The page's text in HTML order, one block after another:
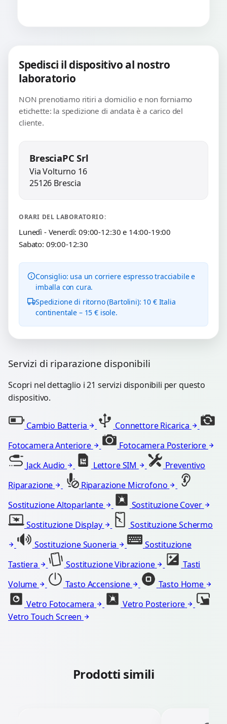
Spedisci il dispositivo al nostro
laboratorio
NON prenotiamo ritiri a domicilio e non forniamo
etichette: la spedizione di andata è a carico del
cliente.
BresciaPC Srl
Via Volturno 16
25126 Brescia
ORARI DEL LABORATORIO:
Lunedì - Venerdì: 09:00-12:30 e 14:00-19:00
Sabato: 09:00-12:30
Consiglio: usa un corriere espresso tracciabile e
imballa con cura.
Spedizione di ritorno (Bartolini): 10 € Italia
continentale – 15 € isole.
Servizi di riparazione disponibili
Scopri nel dettaglio i 21 servizi disponibili per questo
dispositivo.
Cambio Batteria
Connettore Ricarica
Fotocamera Anteriore
Fotocamera Posteriore
Jack Audio
Lettore SIM
Preventivo
Riparazione
Riparazione Microfono
Sostituzione Altoparlante
Sostituzione Cover
Sostituzione Display
Sostituzione Schermo
Sostituzione Suoneria
Sostituzione
Tastiera
Sostituzione Vibrazione
Tasti
Volume
Tasto Accensione
Tasto Home
Vetro Fotocamera
Vetro Posteriore
Vetro Touch Screen
Prodotti simili